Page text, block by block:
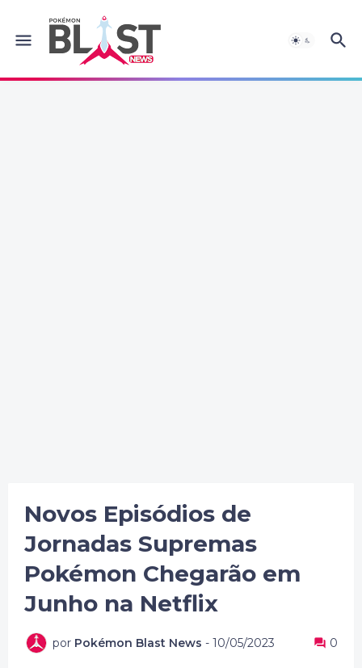
Novos Episódios de
Jornadas Supremas
Pokémon Chegarão em
Junho na Netflix
por Pokémon Blast News - 10/05/2023 0